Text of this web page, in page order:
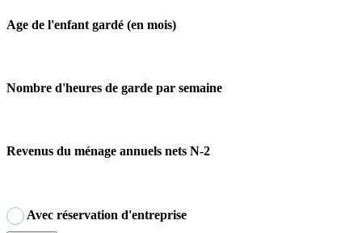
Age de l'enfant gardé (en mois)
Nombre d'heures de garde par semaine
Revenus du ménage annuels nets N-2
Avec réservation d'entreprise